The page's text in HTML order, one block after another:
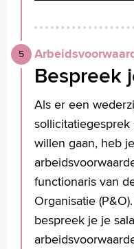
Bespreek
Als er een
willen gaan, heb
functionaris van
Organisatie
bespreek je je